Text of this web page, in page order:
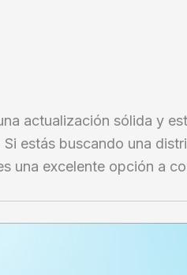
actualización sólida y
estás buscando una
una excelente opción a